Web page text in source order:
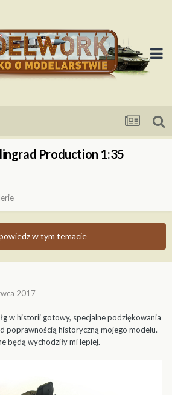
Production 1:35
w tym temacie
2017
w historii gotowy, specjalne podziękowania
poprawnością historyczną mojego modelu.
będą wychodziły mi lepiej.